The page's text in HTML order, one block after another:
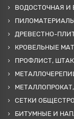
ВОДОСТОЧНАЯ
ДРЕВЕСТНО-
КРОВЕЛЬНЫЕ
ПРОФЛИСТ,
СЕТКИ
БИТУМНЫЕ И